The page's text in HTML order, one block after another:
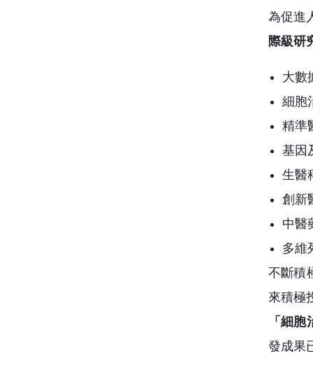
為促進
際級研
大數
細胞
精準
基因
生醫
創新
中醫
多維
不斷積
來積極
「細
發成果